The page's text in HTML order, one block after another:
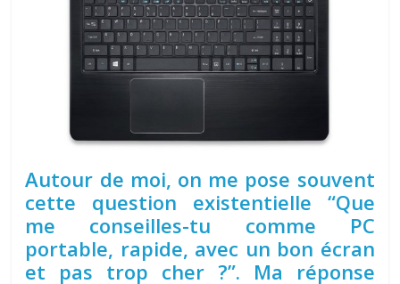
Autour de moi, on me pose souvent
cette question existentielle “Que
me conseilles-tu comme PC
portable, rapide, avec un bon écran
et pas trop cher ?”. Ma réponse